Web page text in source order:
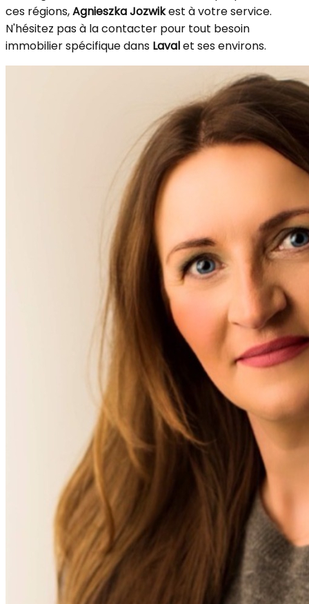
ces régions,Agnieszka Jozwikest à votre service.
N'hésitez pas à la contacter pour tout besoin
immobilier spécifique dans Lavalet ses environs.